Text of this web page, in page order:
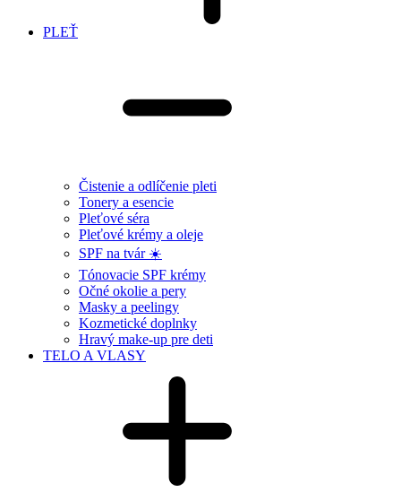
PLEŤ
Čistenie a odlíčenie pleti
Tonery a esencie
Pleťové séra
Pleťové krémy a oleje
SPF na tvár ☀️
Tónovacie SPF krémy
Očné okolie a pery
Masky a peelingy
Kozmetické doplnky
Hravý make-up pre deti
TELO A VLASY